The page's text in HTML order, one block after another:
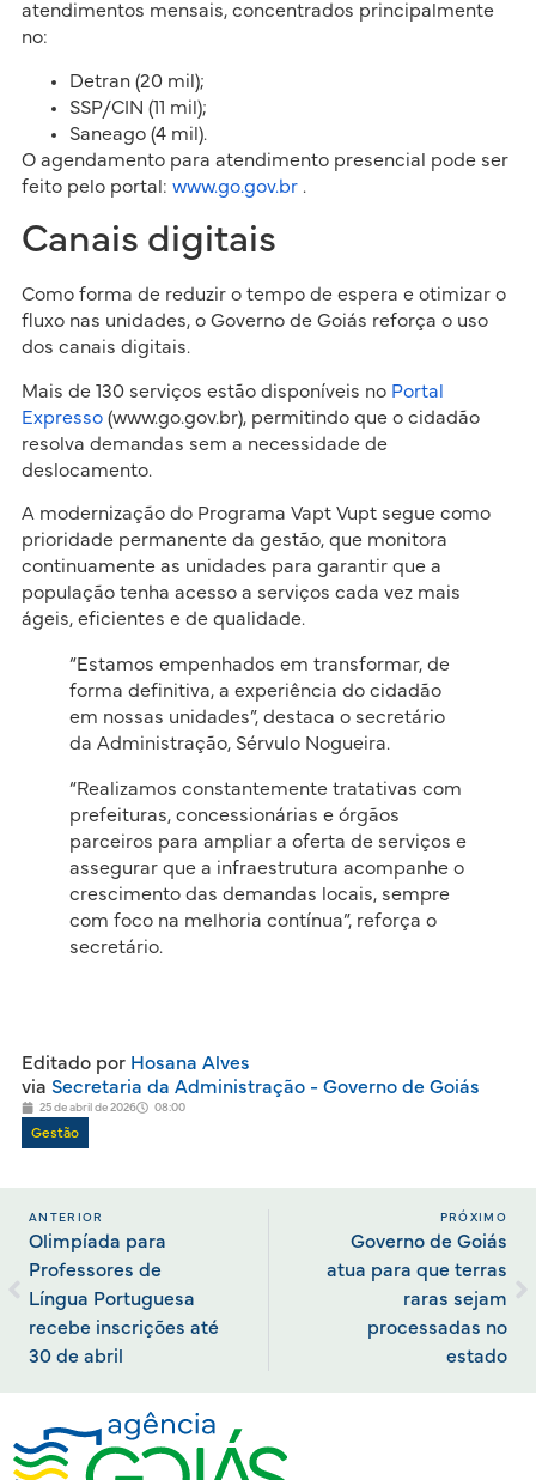
atendimentos mensais, concentrados principalmente
no:
Detran (20 mil);
SSP/CIN (11 mil);
Saneago (4 mil).
O agendamento para atendimento presencial pode ser
feito pelo portal: www.go.gov.br.
Canais digitais
Como forma de reduzir o tempo de espera e otimizar o
fluxo nas unidades, o Governo de Goiás reforça o uso
dos canais digitais.
Mais de 130 serviços estão disponíveis no Portal
Expresso(www.go.gov.br), permitindo que o cidadão
resolva demandas sem a necessidade de
deslocamento.
A modernização do Programa Vapt Vupt segue como
prioridade permanente da gestão, que monitora
continuamente as unidades para garantir que a
população tenha acesso a serviços cada vez mais
ágeis, eficientes e de qualidade.
“Estamos empenhados em transformar, de
forma definitiva, a experiência do cidadão
em nossas unidades”, destaca o secretário
da Administração, Sérvulo Nogueira.
“Realizamos constantemente tratativas com
prefeituras, concessionárias e órgãos
parceiros para ampliar a oferta de serviços e
assegurar que a infraestrutura acompanhe o
crescimento das demandas locais, sempre
com foco na melhoria contínua”, reforça o
secretário.
Editado porHosana Alves
via Secretaria da Administração - Governo de Goiás
25 de abril de 2026 08:00
Gestão
ANTERIOR
Olimpíada para
Professores de
Língua Portuguesa
recebe inscrições até
30 de abril
PRÓXIMO
Governo de Goiás
atua para que terras
raras sejam
processadas no
estado